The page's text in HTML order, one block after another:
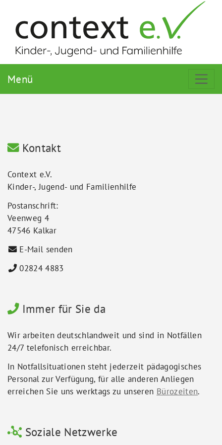
Menü
Kontakt
Context e.V.
Kinder-, Jugend- und Familienhilfe
Postanschrift:
Veenweg 4
47546 Kalkar
E-Mail senden
02824 4883
Immer für Sie da
Wir arbeiten deutschlandweit und sind in Notfällen
24/7 telefonisch erreichbar.
In Notfallsituationen steht jederzeit pädagogisches
Personal zur Verfügung, für alle anderen Anliegen
erreichen Sie uns werktags zu unseren Bürozeiten.
Soziale Netzwerke